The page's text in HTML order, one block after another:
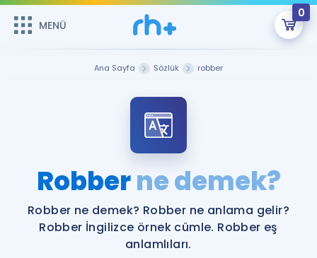
MENÜ
0
ÜYE DEĞİLİM
Sepetin Şu An Boş.
Remzi Hoca ile seni sınava hazırlayacak onlarca eğitim seni
bekliyor!
MENÜ
Faydalı Araçlar
Ana Sayfa Sözlük robber
Robberne demek?
Robber ne demek? Robber ne anlama gelir?
Robber İngilizce örnek cümle. Robber eş
anlamlıları.